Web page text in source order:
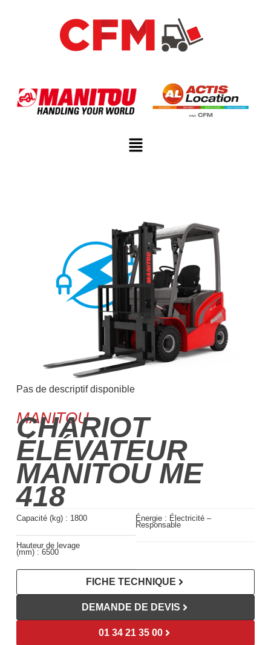
Pas de descriptif disponible
MANITOU
CHARIOT
ÉLÉVATEUR
MANITOU ME
418
Capacité (kg) : 1800
Hauteur de levage
(mm) : 6500
Énergie : Électricité –
Responsable
FICHE TECHNIQUE
DEMANDE DE DEVIS
01 34 21 35 00